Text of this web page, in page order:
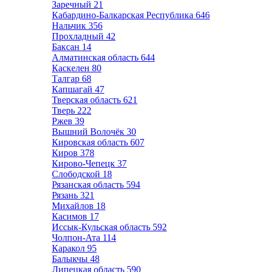
Заречный 21
Кабардино-Балкарская Республика 646
Нальчик 356
Прохладный 42
Баксан 14
Алматинская область 644
Каскелен 80
Талгар 68
Капшагай 47
Тверская область 621
Тверь 222
Ржев 39
Вышний Волочёк 30
Кировская область 607
Киров 378
Кирово-Чепецк 37
Слободской 18
Рязанская область 594
Рязань 321
Михайлов 18
Касимов 17
Иссык-Кульская область 592
Чолпон-Ата 114
Каракол 95
Балыкчы 48
Липецкая область 590